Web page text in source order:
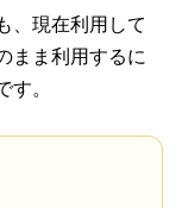
、現在利用して
まま利用するに
。